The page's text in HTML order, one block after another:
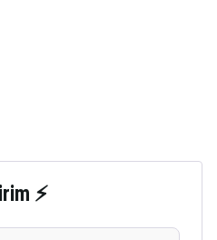
⚡